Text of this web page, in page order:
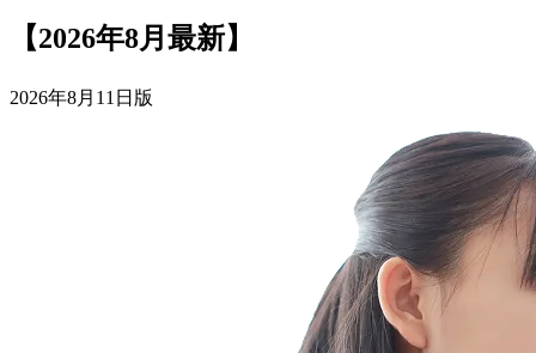
【2026年8月最新】
2026年8月11日版